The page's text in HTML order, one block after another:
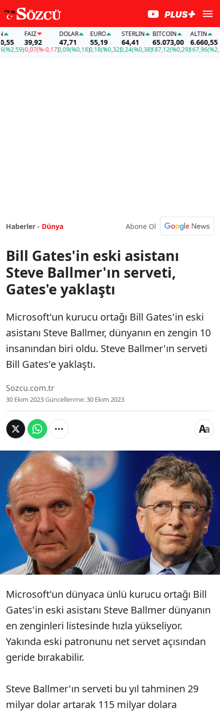
FAİZ
39,92
-0,07(%-0,17)
DOLAR
47,71
0,09(%0,18)
EURO
55,19
0,18(%0,32)
STERLIN
64,41
0,24(%0,38)
BITCOIN
65.073,00
187,12(%0,29)
ALTIN
6.660,55
167,96(%2,59)
Haberler - Dünya Abone Ol
Bill Gates'in eski asistanı
Steve Ballmer'ın serveti,
Gates'e yaklaştı
Microsoft'un kurucu ortağı Bill Gates'in eski
asistanı Steve Ballmer, dünyanın en zengin 10
insanından biri oldu. Steve Ballmer'ın serveti
Bill Gates'e yaklaştı.
Sozcu.com.tr
30 Ekim 2023Güncellenme:30 Ekim 2023
Microsoft'un kurucu ortağı Bill Gates'in
eski asistanı Steve Ballmer, dünyanın en
zengin 10 insanından biri oldu. Steve
Ballmer'ın serveti Bill Gates'e yaklaştı.
Microsoft'un dünyaca ünlü kurucu ortağı Bill
Gates'in eski asistanı Steve Ballmer dünyanın
en zenginleri listesinde hızla yükseliyor.
Yakında eski patronunu net servet açısından
geride bırakabilir.
Steve Ballmer'ın serveti bu yıl tahminen 29
milyar dolar artarak 115 milyar dolara